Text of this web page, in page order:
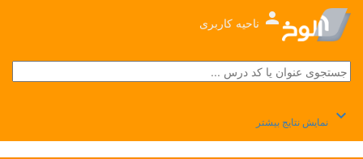
person ناحیه کاربری
keyboard_arrow_down نمایش نتایج بیشتر